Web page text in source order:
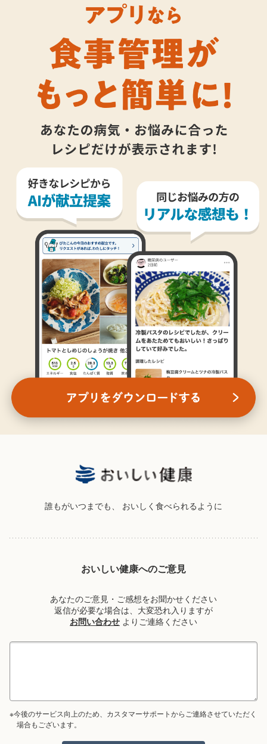
誰もがいつまでも、 おいしく食べられるように
おいしい健康へのご意見
あなたのご意見・ご感想をお聞かせください
返信が必要な場合は、大変恐れ入りますが
お問い合わせ よりご連絡ください
※今後のサービス向上のため、カスタマーサポートからご連絡させていただく
場合もございます。